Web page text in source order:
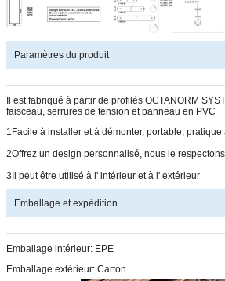
Paramètres du produit
Il est fabriqué à partir de profilés OCTANORM
faisceau, serrures de tension et panneau en PVC
1Facile à installer et à démonter, portable, pratique
2Offrez un design personnalisé, nous le
3Il peut être utilisé à l' intérieur et à l' extérieur
Emballage et expédition
Emballage intérieur: EPE
Emballage extérieur: Carton